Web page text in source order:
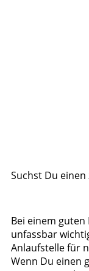
Suchst Du
Bei einem
unfassbar
Anlaufstelle für
Wenn Du einen